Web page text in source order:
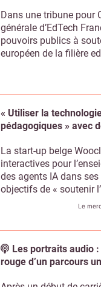
Dans une tribune pour
générale d’EdTech
pouvoirs publics à
européen de la filière
« Utiliser la
pédagogiques » avec
La start-up belge
interactives pour
des agents IA dans
objectifs de « soutenir
Le
Les portraits audio
rouge d’un parcours